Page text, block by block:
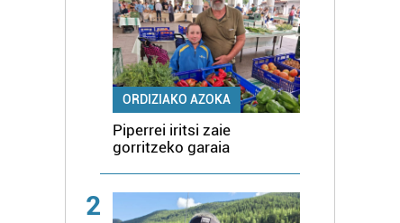
ORDIZIAKO AZOKA
Piperrei iritsi zaie
gorritzeko garaia
2